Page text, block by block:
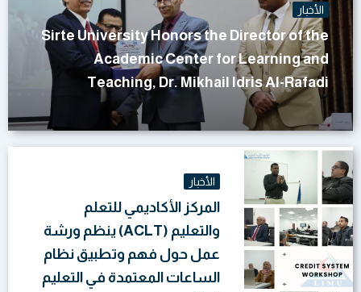
الأخبار
Sirte University Honors the Director of the
Academic Center for Learning and
Teaching, Dr. Mikhail Idris Al-Rafadi
الأخبار
المركز الأكاديمي للتعلم
والتعليم (ACLT) ينظم ورشة
عمل حول فهم وتطبيق نظام
الساعات المعتمدة في التعليم